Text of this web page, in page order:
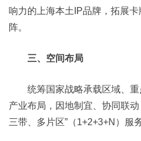
响力的上海本土IP品牌，拓展
阵。
三、空间布局
统筹国家战略承载区域、重
产业布局，因地制宜、协同联动
三带、多片区”（1+2+3+N）服